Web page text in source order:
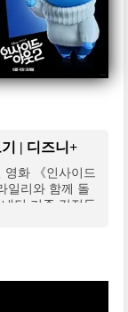
| 디즈니+
영화 《인사이드
일리와 함께 돌
던 기존 감정들